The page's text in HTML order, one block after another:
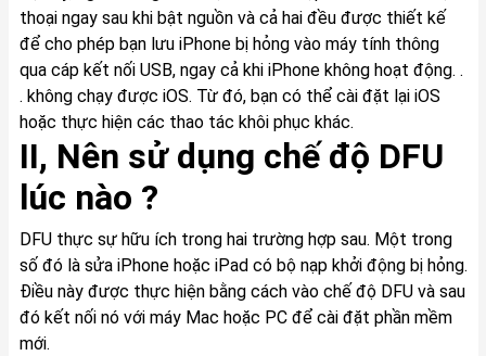
thoại ngay sau khi bật nguồn và cả hai đều được thiết kế
để cho phép bạn lưu iPhone bị hỏng vào máy tính thông
qua cáp kết nối USB, ngay cả khi iPhone không hoạt động. .
. không chạy được iOS. Từ đó, bạn có thể cài đặt lại iOS
hoặc thực hiện các thao tác khôi phục khác.
II, Nên sử dụng chế độ DFU
lúc nào ?
DFU thực sự hữu ích trong hai trường hợp sau. Một trong
số đó là sửa iPhone hoặc iPad có bộ nạp khởi động bị hỏng.
Điều này được thực hiện bằng cách vào chế độ DFU và sau
đó kết nối nó với máy Mac hoặc PC để cài đặt phần mềm
mới.